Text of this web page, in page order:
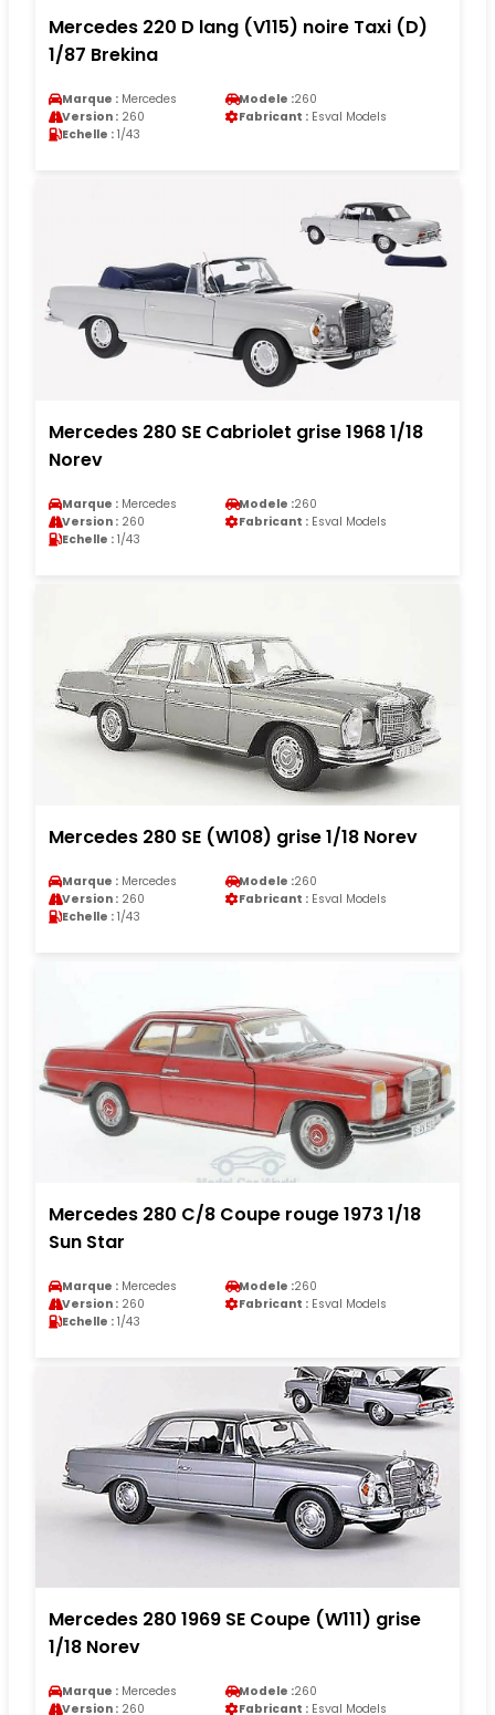
Mercedes 220 D lang (V115) noire Taxi (D)
1/87 Brekina
Marque : Mercedes Modele :260
Version : 260 Fabricant : Esval Models
Echelle : 1/43
Mercedes 280 SE Cabriolet grise 1968 1/18
Norev
Marque : Mercedes Modele :260
Version : 260 Fabricant : Esval Models
Echelle : 1/43
Mercedes 280 SE (W108) grise 1/18 Norev
Marque : Mercedes Modele :260
Version : 260 Fabricant : Esval Models
Echelle : 1/43
Mercedes 280 C/8 Coupe rouge 1973 1/18
Sun Star
Marque : Mercedes Modele :260
Version : 260 Fabricant : Esval Models
Echelle : 1/43
Mercedes 280 1969 SE Coupe (W111) grise
1/18 Norev
Marque : Mercedes Modele :260
Version : 260 Fabricant : Esval Models